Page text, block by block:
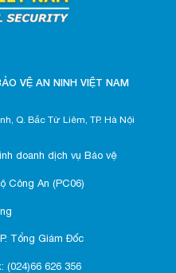
VỆ AN NINH VIỆT NAM
Q. Bắc Từ Liêm, TP. Hà Nội
doanh dịch vụ Bảo vệ
Công An (PC06)
Tổng Giám Đốc
(024)66 626 356